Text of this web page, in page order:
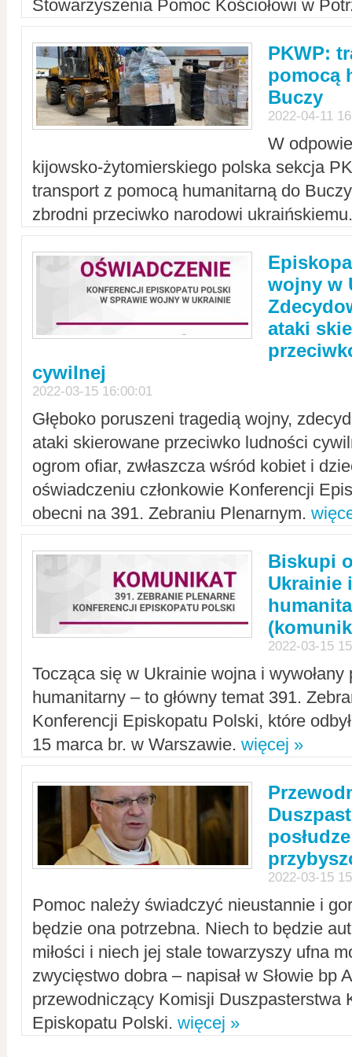
Stowarzyszenia Pomoc Kościołowi w
PKWP:
pomocą
Buczy
2022-04-11
W
kijowsko-żytomierskiego polska sekcja
transport z pomocą humanitarną do
zbrodni przeciwko narodowi
wojny w
ataki
cywilnej
2022-03-15 16:00:01
Głęboko poruszeni tragedią wojny,
ataki skierowane przeciwko ludności
ogrom ofiar, zwłaszcza wśród kobiet i
oświadczeniu członkowie Konferencji
obecni na 391. Zebraniu Plenarnym.
Biskupi
Ukrainie
2022-03-15
Tocząca się w Ukrainie wojna i
humanitarny – to główny temat 391.
Konferencji Episkopatu Polski, które
15 marca br. w Warszawie. więcej »
2022-03-15
Pomoc należy świadczyć nieustannie i
będzie ona potrzebna. Niech to będzie
miłości i niech jej stale towarzyszy ufna
zwycięstwo dobra – napisał w Słowie bp
przewodniczący Komisji Duszpasterstwa
Episkopatu Polski. więcej »